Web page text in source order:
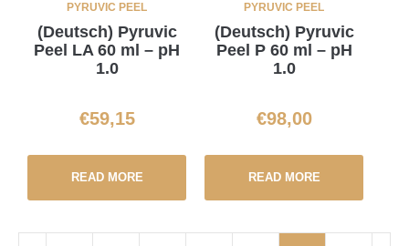
PYRUVIC PEEL
(Deutsch) Pyruvic
Peel LA 60 ml – pH
1.0
€59,15
READ MORE
PYRUVIC PEEL
(Deutsch) Pyruvic
Peel P 60 ml – pH
1.0
€98,00
READ MORE